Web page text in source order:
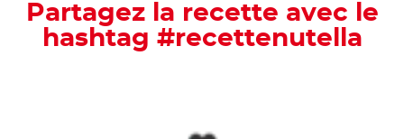
Partagez la recette avec le
hashtag #recettenutella